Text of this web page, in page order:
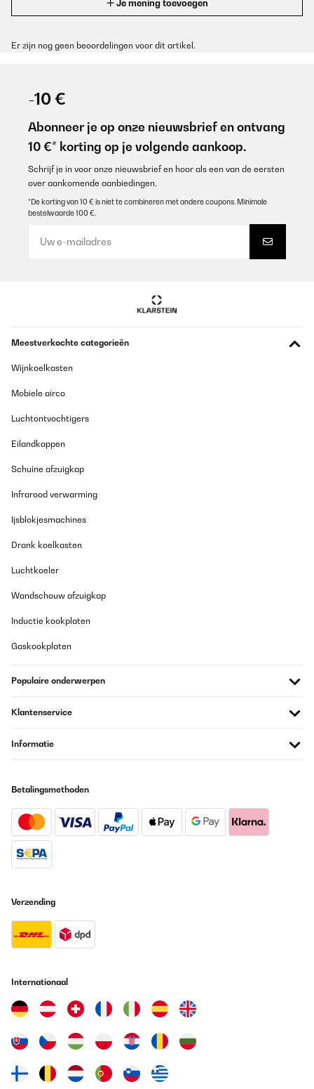
Je mening toevoegen
Er zijn nog geen beoordelingen voor dit artikel.
-10 €
Abonneer je op onze nieuwsbrief en ontvang
10 €* korting op je volgende aankoop.
Schrijf je in voor onze nieuwsbrief en hoor als een van de eersten
over aankomende aanbiedingen.
*De korting van 10 € is niet te combineren met andere coupons. Minimale
bestelwaarde 100 €.
Meestverkochte categorieën
Wijnkoelkasten
Mobiele airco
Luchtontvochtigers
Eilandkappen
Schuine afzuigkap
Infrarood verwarming
Ijsblokjesmachines
Drank koelkasten
Luchtkoeler
Wandschouw afzuigkap
Inductie kookplaten
Gaskookplaten
Populaire onderwerpen
Klantenservice
Informatie
Betalingsmethoden
Verzending
Internationaal